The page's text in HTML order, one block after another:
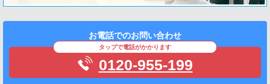
お電話でのお問い合わせ
タップで電話がかかります
0120-955-199